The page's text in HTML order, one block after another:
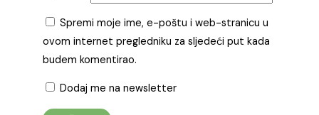
Spremi moje ime, e-poštu i web-stranicu u
ovom internet pregledniku za sljedeći put kada
budem komentirao.
Dodaj me na newsletter